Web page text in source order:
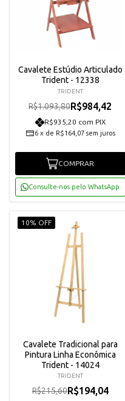
Cavalete Estúdio Articulado
Trident - 12338
TRIDENT
R$1.093,80R$984,42
R$935,20 com PIX
6 x de R$164,07 sem juros
COMPRAR
Consulte-nos pelo WhatsApp
10% OFF
Cavalete Tradicional para
Pintura Linha Econômica
Trident - 14024
TRIDENT
R$215,60R$194,04